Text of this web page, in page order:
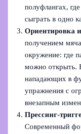
полуфлангах,
сыграть в одно
Ориентировка
получением
окружение: где
можно открыть.
нападающих в
упражнения с
внезапным
Современный